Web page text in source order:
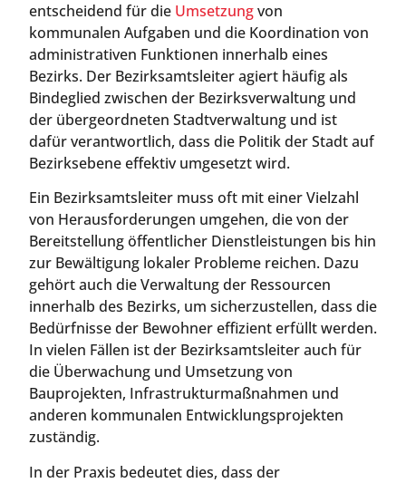
entscheidend für die Umsetzungvon
kommunalen Aufgaben und die Koordination von
administrativen Funktionen innerhalb eines
Bezirks. Der Bezirksamtsleiter agiert häufig als
Bindeglied zwischen der Bezirksverwaltung und
der übergeordneten Stadtverwaltung und ist
dafür verantwortlich, dass die Politik der Stadt auf
Bezirksebene effektiv umgesetzt wird.
Ein Bezirksamtsleiter muss oft mit einer Vielzahl
von Herausforderungen umgehen, die von der
Bereitstellung öffentlicher Dienstleistungen bis hin
zur Bewältigung lokaler Probleme reichen. Dazu
gehört auch die Verwaltung der Ressourcen
innerhalb des Bezirks, um sicherzustellen, dass die
Bedürfnisse der Bewohner effizient erfüllt werden.
In vielen Fällen ist der Bezirksamtsleiter auch für
die Überwachung und Umsetzung von
Bauprojekten, Infrastrukturmaßnahmen und
anderen kommunalen Entwicklungsprojekten
zuständig.
In der Praxis bedeutet dies, dass der